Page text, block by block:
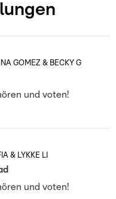
GOMEZ & BECKY G
und voten!
& LYKKE LI
und voten!